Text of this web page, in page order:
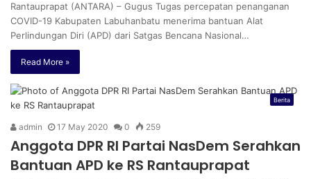
Rantauprapat (ANTARA) – Gugus Tugas percepatan penanganan
COVID-19 Kabupaten Labuhanbatu menerima bantuan Alat
Perlindungan Diri (APD) dari Satgas Bencana Nasional…
Read More »
Berita
admin 17 May 2020 0 259
Anggota DPR RI Partai NasDem Serahkan
Bantuan APD ke RS Rantauprapat